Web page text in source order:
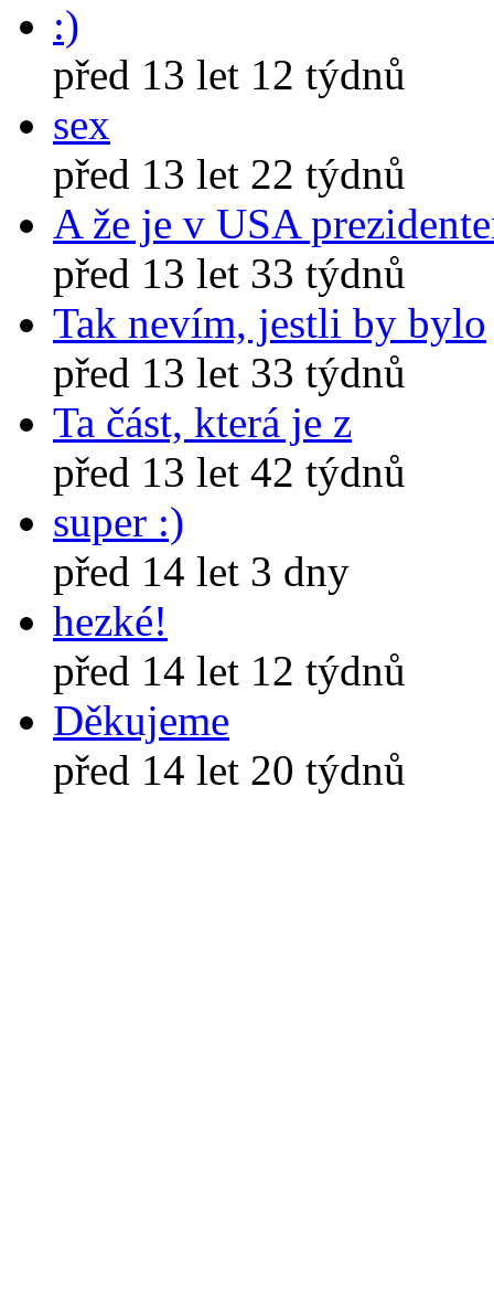
:)
před 13 let 12 týdnů
sex
před 13 let 22 týdnů
A že je v USA
před 13 let 33 týdnů
Tak nevím, jestli by bylo
před 13 let 33 týdnů
Ta část, která je z
před 13 let 42 týdnů
super :)
před 14 let 3 dny
hezké!
před 14 let 12 týdnů
Děkujeme
před 14 let 20 týdnů